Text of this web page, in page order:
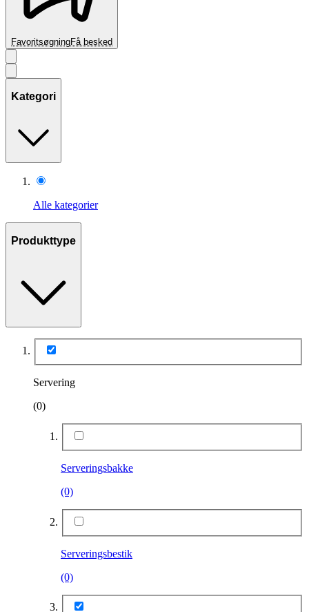
FavoritsøgningFå besked
Kategori
Alle kategorier
Produkttype
Servering
(0)
Serveringsbakke
(0)
Serveringsbestik
(0)